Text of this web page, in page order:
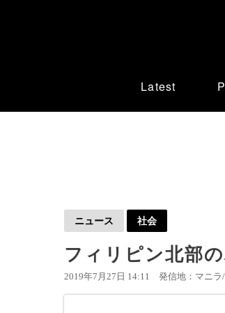
Latest
ニュース 社会
フィリピン北部
2019年7月27日 14:11 発信地：マニラ